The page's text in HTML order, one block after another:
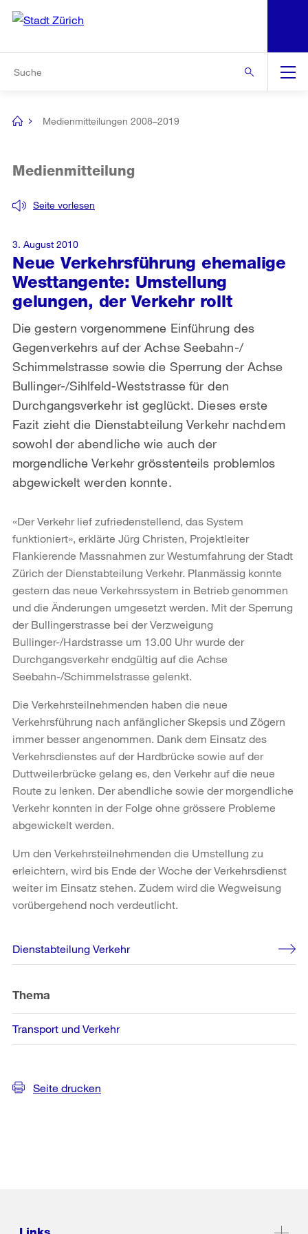
Navigation
[no
Medienmitteilungen 2008–2019
Neue Verkehrsführung ehemalige
Westtangente: Umstellung
gelungen, der Verkehr rollt
Seite vorlesen
Medienmitteilung
Die gestern vorgenommene Einführung des
Gegenverkehrs auf der Achse Seebahn-/
Schimmelstrasse sowie die Sperrung der Achse
Bullinger-/Sihlfeld-Weststrasse für den
Durchgangsverkehr ist geglückt. Dieses erste
Fazit zieht die Dienstabteilung Verkehr nachdem
sowohl der abendliche wie auch der
morgendliche Verkehr grösstenteils problemlos
abgewickelt werden konnte.
3. August 2010
«Der Verkehr lief zufriedenstellend, das System
funktioniert», erklärte Jürg Christen, Projektleiter
Flankierende Massnahmen zur Westumfahrung der Stadt
Zürich der Dienstabteilung Verkehr. Planmässig konnte
gestern das neue Verkehrssystem in Betrieb genommen
und die Änderungen umgesetzt werden. Mit der Sperrung
der Bullingerstrasse bei der Verzweigung
Bullinger-/Hardstrasse um 13.00 Uhr wurde der
Durchgangsverkehr endgültig auf die Achse
Seebahn-/Schimmelstrasse gelenkt.
Die Verkehrsteilnehmenden haben die neue
Verkehrsführung nach anfänglicher Skepsis und Zögern
immer besser angenommen. Dank dem Einsatz des
Verkehrsdienstes auf der Hardbrücke sowie auf der
Duttweilerbrücke gelang es, den Verkehr auf die neue
Route zu lenken. Der abendliche sowie der morgendliche
Verkehr konnten in der Folge ohne grössere Probleme
abgewickelt werden.
Um den Verkehrsteilnehmenden die Umstellung zu
erleichtern, wird bis Ende der Woche der Verkehrsdienst
weiter im Einsatz stehen. Zudem wird die Wegweisung
vorübergehend noch verdeutlicht.
Weitere
Informationen
Dienstabteilung Verkehr
Thema
Transport und Verkehr
Seite drucken